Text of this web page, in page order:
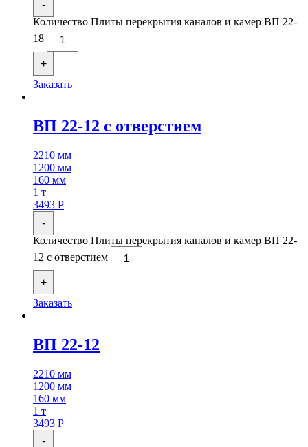
-
Количество Плиты перекрытия каналов и камер ВП 22-
18
+
Заказать
ВП 22-12 с отверстием
2210 мм
1200 мм
160 мм
1 т
3493 Р
-
Количество Плиты перекрытия каналов и камер ВП 22-
12 с отверстием
+
Заказать
ВП 22-12
2210 мм
1200 мм
160 мм
1 т
3493 Р
-